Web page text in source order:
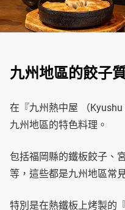
九州地區的餃子
在『九州熱中屋 （
九州地區的特色料理。
包括福岡縣的鐵板餃子、
等，這些都是九州地區常
特別是在熱鐵板上烤製的